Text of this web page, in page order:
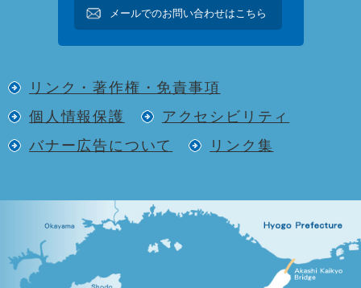
メールでのお問い合わせはこちら
リンク・著作権・免責事項
個人情報保護
アクセシビリティ
バナー広告について
リンク集